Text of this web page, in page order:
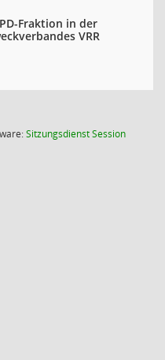
Fraktion in der
VRR
SitzungsdienstSession(Wird in